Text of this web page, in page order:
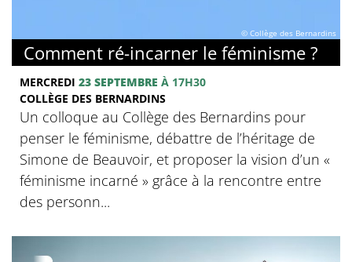
© Collège des Bernardins
Comment ré-incarner le féminisme ?
MERCREDI 23 SEPTEMBRE À 17H30
COLLÈGE DES BERNARDINS
Un colloque au Collège des Bernardins pour
penser le féminisme, débattre de l’héritage de
Simone de Beauvoir, et proposer la vision d’un «
féminisme incarné » grâce à la rencontre entre
des personn...